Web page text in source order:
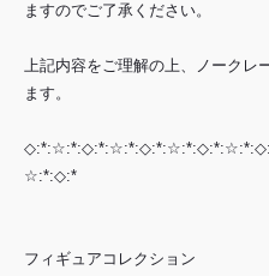
ますのでご了承ください。
上記内容をご理解の上、ノークレ
ます。
☆:*:◇:*
フィギュアコレクション